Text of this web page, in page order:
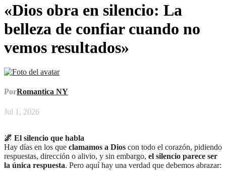
«Dios obra en silencio: La
belleza de confiar cuando no
vemos resultados»
PorRomantica NY
Jul 1, 2026
🌌 El silencio que habla
Hay días en los que clamamos a Dios con todo el corazón, pidiendo
respuestas, dirección o alivio, y sin embargo, el silencio parece ser
la única respuesta. Pero aquí hay una verdad que debemos abrazar: